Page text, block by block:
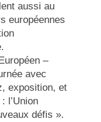
aussi au
européennes
–
avec
exposition, et
l’Union
défis ».